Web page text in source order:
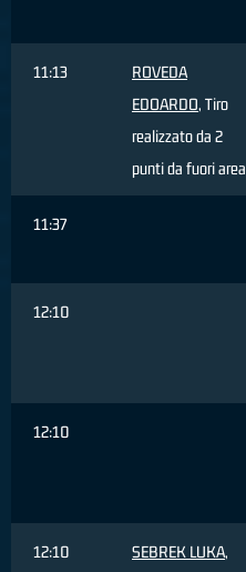
11:13
ROVEDA
EDOARDO, Tiro
realizzato da 2
punti da fuori area
11:37
12:10
12:10
12:10 SEBREK LUKA,